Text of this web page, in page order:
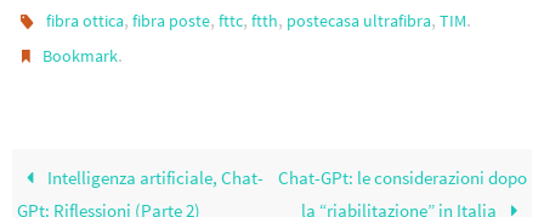
b
o
tt
er
gr ail ar
fibra ottica,fibra poste,fttc,ftth, postecasa ultrafibra,TIM.
Bookmark.
Intelligenza artificiale, Chat-
GPt: Riflessioni (Parte 2)
Chat-GPt: le considerazioni dopo
la “riabilitazione” in Italia